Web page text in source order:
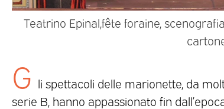
Teatrino Epinal,fête foraine,
G li spettacoli delle marionette, da
serie B, hanno appassionato fin